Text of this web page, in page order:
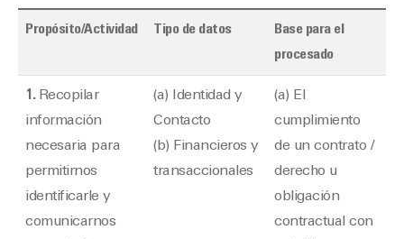
Propósito/Actividad Tipo de datos
Base para el
procesado
1. Recopilar
información
necesaria para
permitirnos
identificarle y
comunicarnos
(a) Identidad y
Contacto
(b) Financieros y
transaccionales
(a) El
cumplimiento
de un contrato /
derecho u
obligación
contractual con